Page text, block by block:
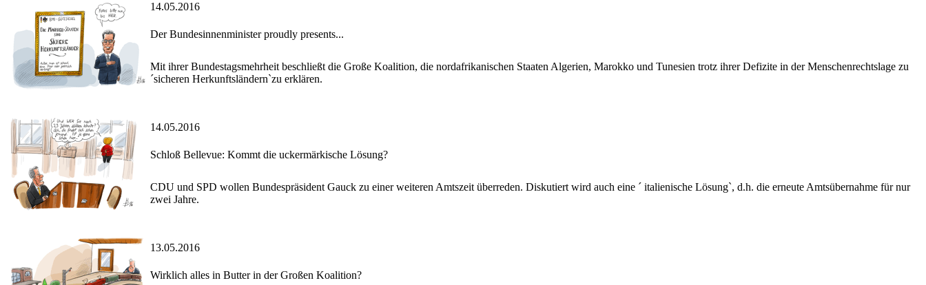
14.05.2016
Der Bundesinnenminister proudly presents...
Mit ihrer Bundestagsmehrheit beschließt die Große Koalition, die nordafrikanischen Staaten Algerien, Marokko und Tunesien trotz ihrer Defizite in der Menschenrechtslage zu
´sicheren Herkunftsländern`zu erklären.
14.05.2016
Schloß Bellevue: Kommt die uckermärkische Lösung?
CDU und SPD wollen Bundespräsident Gauck zu einer weiteren Amtszeit überreden. Diskutiert wird auch eine ´ italienische Lösung`, d.h. die erneute Amtsübernahme für nur
zwei Jahre.
13.05.2016
Wirklich alles in Butter in der Großen Koalition?